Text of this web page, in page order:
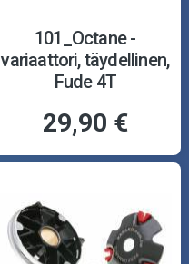
101_Octane -
variaattori, täydellinen,
Fude 4T
29,90 €